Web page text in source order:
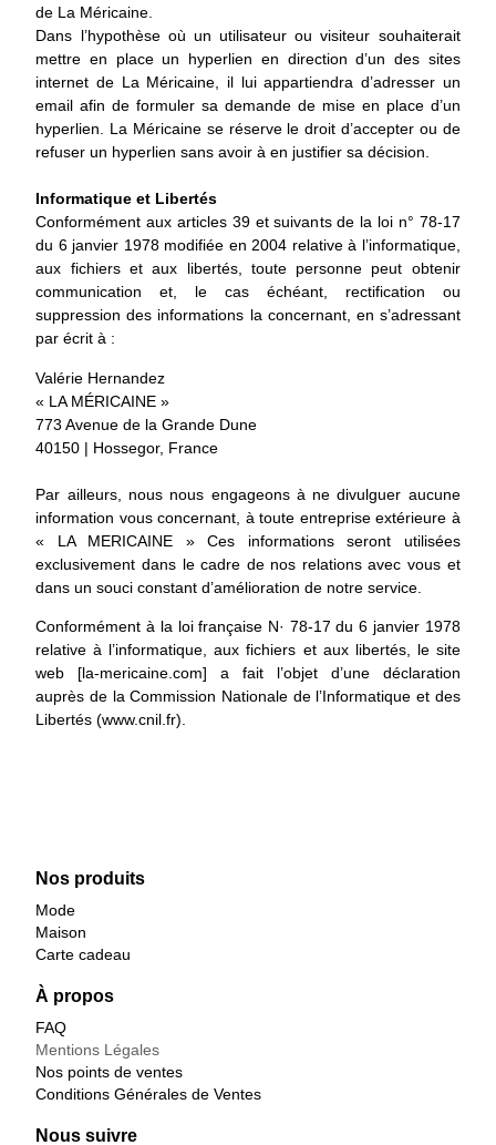
de La Méricaine.
Dans l’hypothèse où un utilisateur ou visiteur souhaiterait
mettre en place un hyperlien en direction d’un des sites
internet de La Méricaine, il lui appartiendra d’adresser un
email afin de formuler sa demande de mise en place d’un
hyperlien. La Méricaine se réserve le droit d’accepter ou de
refuser un hyperlien sans avoir à en justifier sa décision.
Informatique et Libertés
Conformément aux articles 39 et suivants de la loi n° 78-17
du 6 janvier 1978 modifiée en 2004 relative à l’informatique,
aux fichiers et aux libertés, toute personne peut obtenir
communication et, le cas échéant, rectification ou
suppression des informations la concernant, en s’adressant
par écrit à :
Valérie Hernandez
« LA MÉRICAINE »
773 Avenue de la Grande Dune
40150 | Hossegor, France
Par ailleurs, nous nous engageons à ne divulguer aucune
information vous concernant, à toute entreprise extérieure à
« LA MERICAINE » Ces informations seront utilisées
exclusivement dans le cadre de nos relations avec vous et
dans un souci constant d’amélioration de notre service.
Conformément à la loi française N· 78-17 du 6 janvier 1978
relative à l’informatique, aux fichiers et aux libertés, le site
web [la-mericaine.com] a fait l’objet d’une déclaration
auprès de la Commission Nationale de l’Informatique et des
Libertés (www.cnil.fr).
Nos produits
Mode
Maison
Carte cadeau
À propos
FAQ
Mentions Légales
Nos points de ventes
Conditions Générales de Ventes
Nous suivre